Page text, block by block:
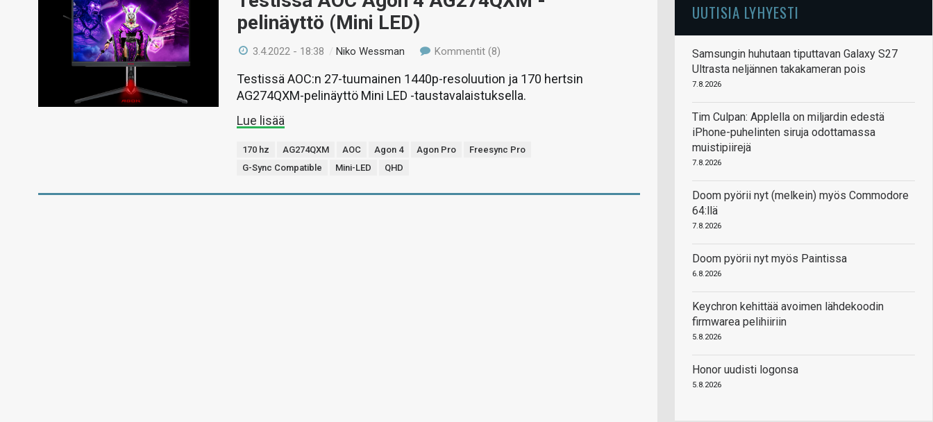
pelinäyttö (Mini LED)
3.4.2022 - 18:38 /Niko Wessman Kommentit (8)
Testissä AOC:n 27-tuumainen 1440p-resoluution ja 170 hertsin
AG274QXM-pelinäyttö Mini LED -taustavalaistuksella.
Lue lisää
170 hz AG274QXM AOC Agon 4 Agon Pro
Freesync Pro
G-Sync Compatible
Mini-LED QHD
UUTISIA LYHYESTI
Samsungin huhutaan tiputtavan Galaxy S27
Ultrasta neljännen takakameran pois
7.8.2026
Tim Culpan: Applella on miljardin edestä
iPhone-puhelinten siruja odottamassa
muistipiirejä
7.8.2026
Doom pyörii nyt (melkein) myös Commodore
64:llä
7.8.2026
Doom pyörii nyt myös Paintissa
6.8.2026
Keychron kehittää avoimen lähdekoodin
firmwarea pelihiiriin
5.8.2026
Honor uudisti logonsa
5.8.2026